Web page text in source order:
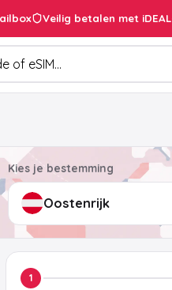
Veilig betalen met iDEAL
Kies je bestemming
1